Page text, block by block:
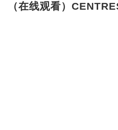
（在线观看）